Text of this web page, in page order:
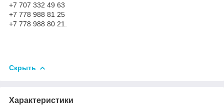
+7 707 332 49 63
+7 778 988 81 25
+7 778 988 80 21.
Скрыть
Характеристики